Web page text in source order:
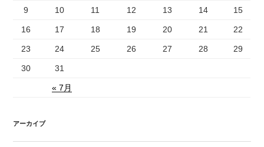
« 7月
9 10 11 12 13 14 15
16 17 18 19 20 21 22
23 24 25 26 27 28 29
30 31
アーカイブ